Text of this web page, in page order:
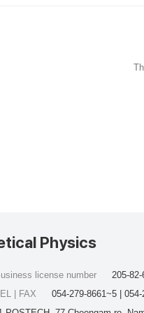
Physics
license number
205-
| FAX
054-279-8661~5 | 054-